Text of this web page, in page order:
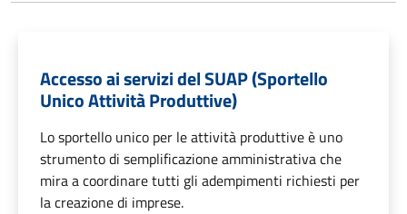
Accesso ai servizi del SUAP (Sportello
Unico Attività Produttive)
Lo sportello unico per le attività produttive è uno
strumento di semplificazione amministrativa che
mira a coordinare tutti gli adempimenti richiesti per
la creazione di imprese.